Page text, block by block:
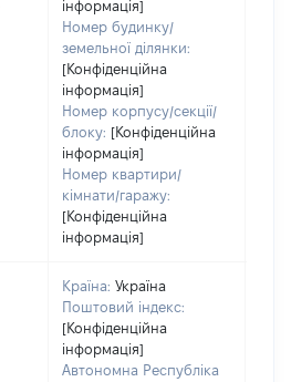
інформація]
Номер будинку/
земельної ділянки:
[Конфіденційна
інформація]
Номер корпусу/секції/
блоку: [Конфіденційна
інформація]
Номер квартири/
кімнати/гаражу:
[Конфіденційна
інформація]
Країна: Україна
Поштовий індекс:
[Конфіденційна
інформація]
Автономна Республіка